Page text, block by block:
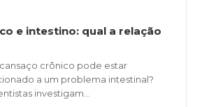
e intestino: qual a relação
crônico pode estar
a um problema intestinal?
investigam...